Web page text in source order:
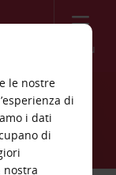
Menù
le nostre
di
i dati
di
nostra